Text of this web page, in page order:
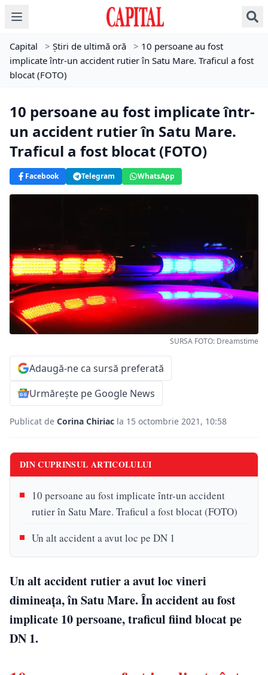
Capital > Știri de ultimă oră > 10 persoane au fost
implicate într-un accident rutier în Satu Mare. Traficul a fost
blocat (FOTO)
10 persoane au fost implicate într-
un accident rutier în Satu Mare.
Traficul a fost blocat (FOTO)
Facebook Telegram WhatsApp
SURSA FOTO: Dreamstime
Adaugă-ne ca sursă preferată
Urmărește pe Google News
Publicat de Corina Chiriac la 15 octombrie 2021, 10:58
DIN CUPRINSUL ARTICOLULUI
10 persoane au fost implicate într-un accident
rutier în Satu Mare. Traficul a fost blocat (FOTO)
Un alt accident a avut loc pe DN 1
Un alt accident rutier a avut loc vineri
dimineața, în Satu Mare. În accident au fost
implicate 10 persoane, traficul fiind blocat pe
DN 1.